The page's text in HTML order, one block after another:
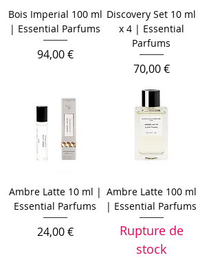
Bois Imperial 100 ml
| Essential Parfums
Prix
94,00 €
Discovery Set 10 ml
x 4 | Essential
Parfums
Prix
70,00 €
Ambre Latte 10 ml |
Essential Parfums
Prix
24,00 €
Ambre Latte 100 ml
| Essential Parfums
Rupture de
stock